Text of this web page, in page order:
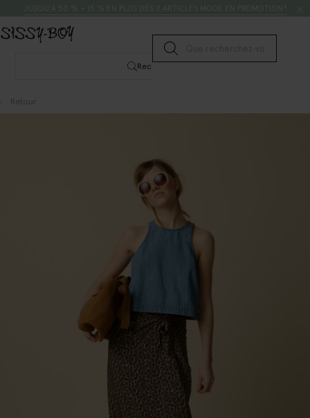
Lancer la recherche
Rechercher
Retour